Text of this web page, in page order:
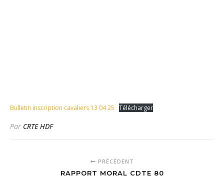
Bulletin inscription cavaliers 13 04 25 Télécharger
Par CRTE HDF
PRÉCÉDENT
RAPPORT MORAL CDTE 80